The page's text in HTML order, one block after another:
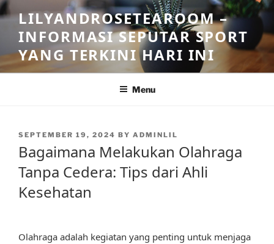
Skip
to
content
LILYANDROSETEAROOM –
INFORMASI SEPUTAR SPORT
YANG TERKINI HARI INI
Menu
POSTED
SEPTEMBER 19, 2024 BY ADMINLIL
Bagaimana Melakukan Olahraga
Tanpa Cedera: Tips dari Ahli
Kesehatan
Olahraga adalah kegiatan yang penting untuk menjaga